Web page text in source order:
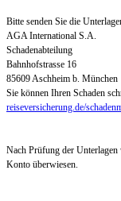
Bitte senden Sie die
AGA International S.A.
Schadenabteilung
Bahnhofstrasse 16
85609 Aschheim b. München
Sie können Ihren Schaden
reiseversicherung.de/
Nach Prüfung der
Konto überwiesen.